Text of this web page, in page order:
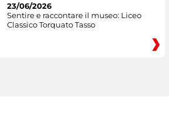
23/06/2026
Sentire e raccontare il museo: Liceo
Classico Torquato Tasso